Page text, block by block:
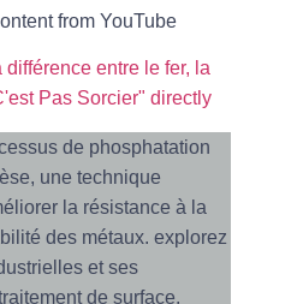
from YouTube
entre le fer, la
Pas Sorcier" directly